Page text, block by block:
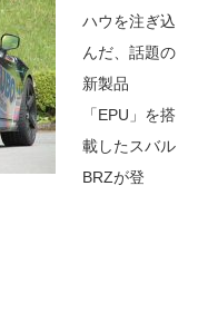
ハウを注ぎ込
んだ、話題の
新製品
「EPU」を搭
載したスバル
BRZが登